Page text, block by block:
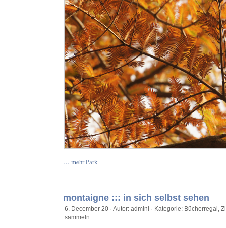
… mehr Park
montaigne ::: in sich selbst sehen
6. December 20 · Autor: admini · Kategorie: Bücherregal ,
sammeln